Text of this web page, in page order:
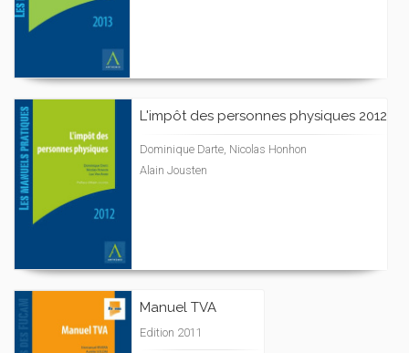
L'impôt des personnes physiques 2012
Dominique Darte, Nicolas Honhon
Alain Jousten
Manuel TVA
Edition 2011